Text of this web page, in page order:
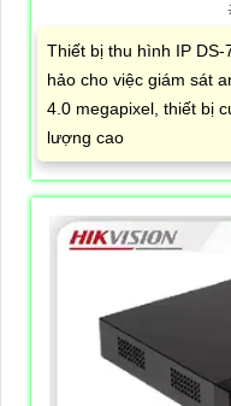
Thiết bị thu hình IP
hảo cho việc giám sát
4.0 megapixel, thiết bị
lượng cao